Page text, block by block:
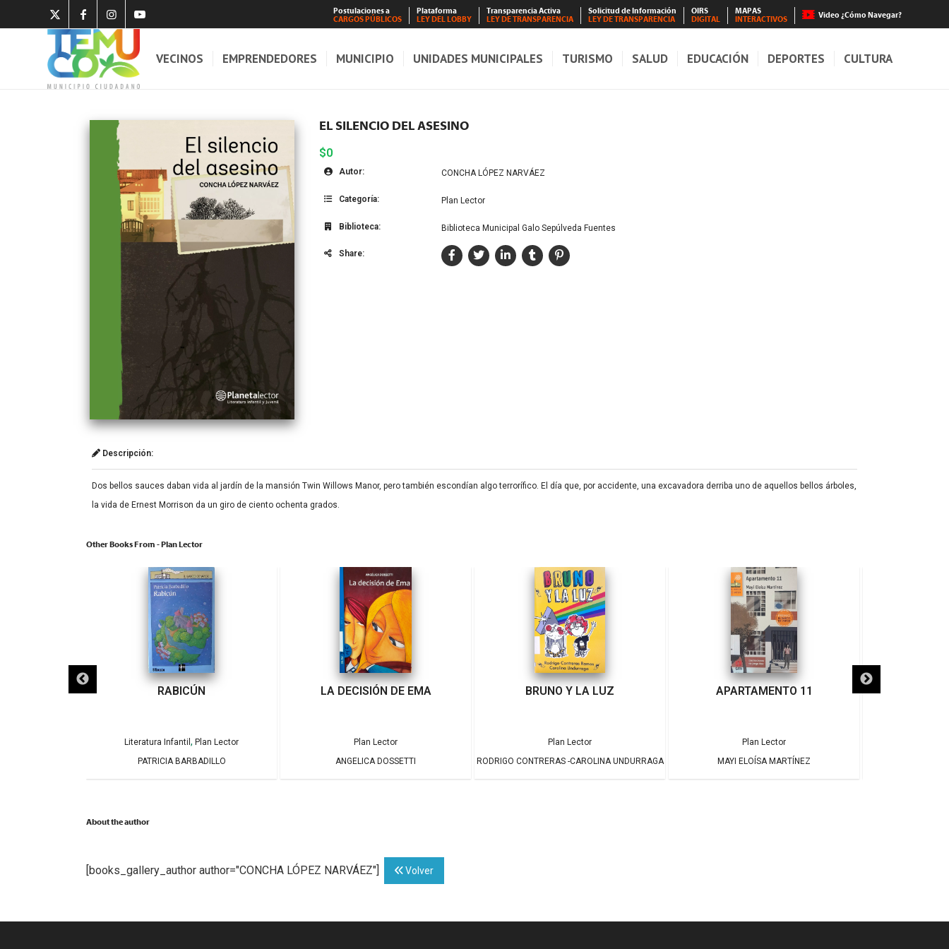
Postulaciones a
CARGOS PÚBLICOS
Plataforma
LEY DEL LOBBY
Transparencia Activa
LEY DE TRANSPARENCIA
Solicitud de Información
LEY DE TRANSPARENCIA
OIRS
DIGITAL
MAPAS
INTERACTIVOS
Video ¿Cómo Navegar?
VECINOS EMPRENDEDORES MUNICIPIO UNIDADES MUNICIPALES TURISMO SALUD EDUCACIÓN DEPORTES CULTURA
EL SILENCIO DEL ASESINO
$0
Autor: CONCHA LÓPEZ NARVÁEZ
Categoría: Plan Lector
Biblioteca: Biblioteca Municipal Galo Sepúlveda Fuentes
Share:
Descripción:
Dos bellos sauces daban vida al jardín de la mansión Twin Willows Manor, pero también escondían algo terrorífico. El día que, por accidente, una excavadora derriba uno de aquellos bellos árboles,
la vida de Ernest Morrison da un giro de ciento ochenta grados.
Other Books From - Plan Lector
RABICÚN
Literatura Infantil , Plan Lector
PATRICIA BARBADILLO
LA DECISIÓN DE EMA
Plan Lector
ANGELICA DOSSETTI
BRUNO Y LA LUZ
Plan Lector
RODRIGO CONTRERAS -CAROLINA UNDURRAGA
APARTAMENTO 11
Plan Lector
MAYI ELOÍSA MARTÍNEZ
About the author
[books_gallery_author author="CONCHA LÓPEZ NARVÁEZ"] Volver